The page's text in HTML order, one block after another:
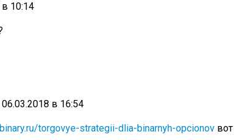
10:14
06.03.2018 в 16:54
torgovye-strategii-dlia-binarnyh-opcionov вот